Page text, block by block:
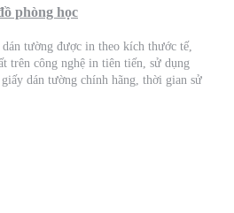
phòng học
tường được in theo kích thước tế,
trên công nghệ in tiên tiến, sử dụng
dán tường chính hãng, thời gian sử